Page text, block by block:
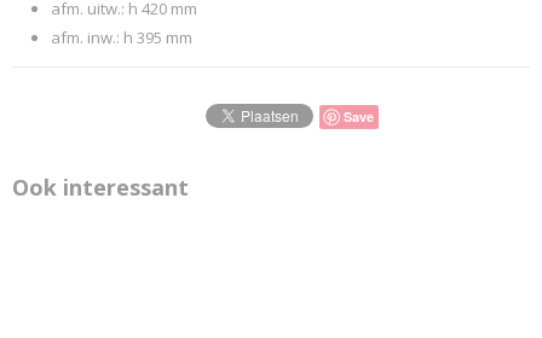
afm. uitw.: h 420 mm
afm. inw.: h 395 mm
Save
Ook interessant